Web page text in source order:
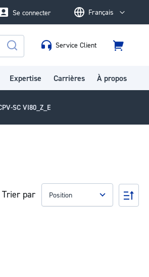
LanguageFrançais
Se connecter
Service Client
Panier
Expertise Carrières À propos
SC VI80_Z_E
Trier par
Par